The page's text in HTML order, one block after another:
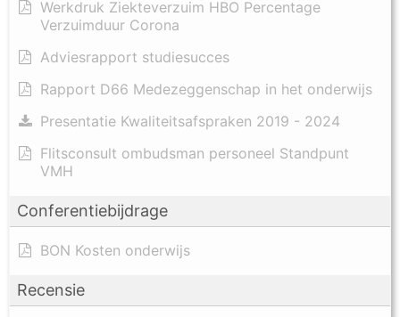
Werkdruk Ziekteverzuim HBO Percentage
Verzuimduur Corona
Adviesrapport studiesucces
Rapport D66 Medezeggenschap in het onderwijs
Presentatie Kwaliteitsafspraken 2019 - 2024
Flitsconsult ombudsman personeel Standpunt
VMH
Conferentiebijdrage
BON Kosten onderwijs
Recensie